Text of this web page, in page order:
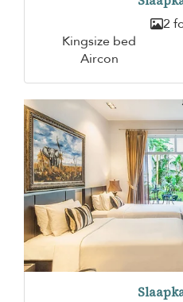
2
Kingsize bed
Aircon